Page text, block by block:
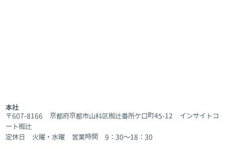
本社
〒607-8166 京都府京都市山科区椥辻番所ケ口町45-12 インサイトコ
ート椥辻
定休日 火曜・水曜 営業時間 9：30～18：30